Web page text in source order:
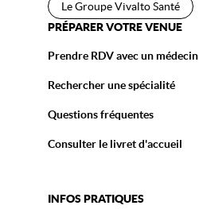
Le Groupe Vivalto Santé
PRÉPARER VOTRE VENUE
Prendre RDV avec un médecin
Rechercher une spécialité
Questions fréquentes
Consulter le livret d'accueil
INFOS PRATIQUES